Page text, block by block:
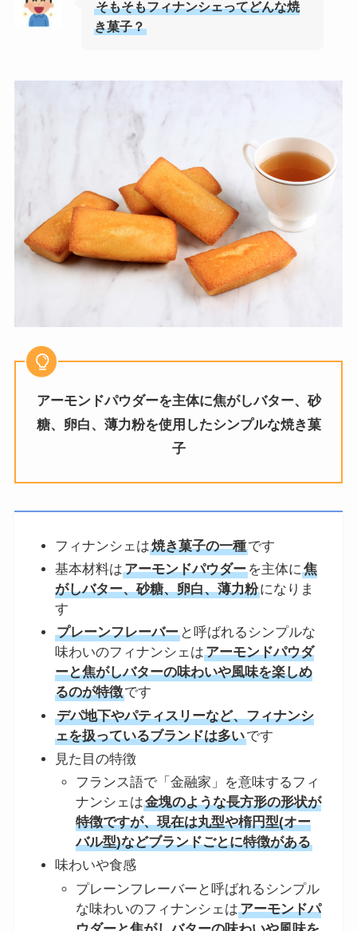
そもそもフィナンシェってどんな焼
き菓子？
アーモンドパウダーを主体に焦がしバター、砂
糖、卵白、薄力粉を使用したシンプルな焼き菓
子
フィナンシェは焼き菓子の一種です
基本材料はアーモンドパウダーを主体に焦
がしバター、砂糖、卵白、薄力粉になりま
す
プレーンフレーバーと呼ばれるシンプルな
味わいのフィナンシェはアーモンドパウダ
ーと焦がしバターの味わいや風味を楽しめ
るのが特徴です
デパ地下やパティスリーなど、フィナンシ
ェを扱っているブランドは多いです
見た目の特徴
フランス語で「金融家」を意味するフィ
ナンシェは金塊のような長方形の形状が
特徴ですが、現在は丸型や楕円型(オー
バル型)などブランドごとに特徴がある
味わいや食感
プレーンフレーバーと呼ばれるシンプル
な味わいのフィナンシェはアーモンドパ